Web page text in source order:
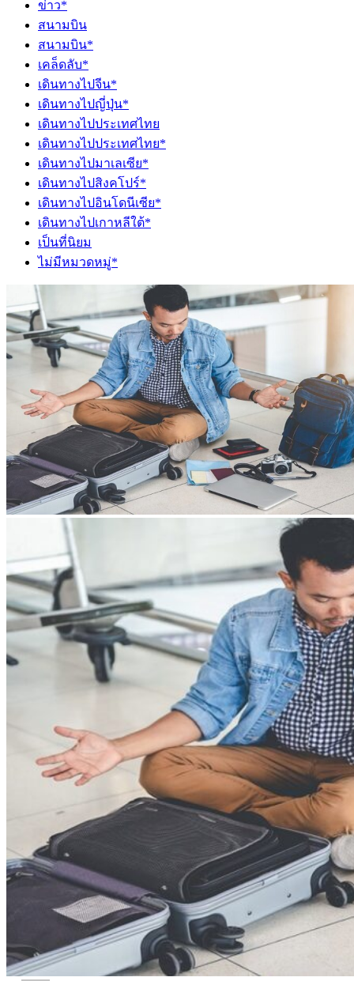
ข่าว*
สนามบิน
สนามบิน*
เคล็ดลับ*
เดินทางไปจีน*
เดินทางไปญี่ปุ่น*
เดินทางไปประเทศไทย
เดินทางไปประเทศไทย*
เดินทางไปมาเลเซีย*
เดินทางไปสิงคโปร์*
เดินทางไปอินโดนีเซีย*
เดินทางไปเกาหลีใต้*
เป็นที่นิยม
ไม่มีหมวดหมู่*